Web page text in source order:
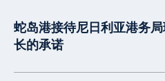
蛇岛港接待尼日利亚港务
长的承诺